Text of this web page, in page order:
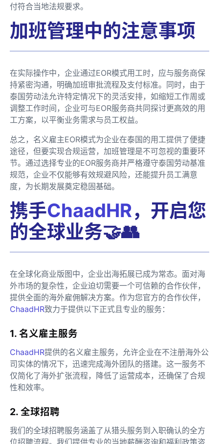
付符合当地法规要求。
加班管理中的注意事项
在实际操作中，企业通过EOR模式用工时，应与服务商保
持紧密沟通，明确加班审批流程及支付标准。同时，由于
泰国劳动法允许特定情况下的灵活安排，如缩短工作周或
调整工作时间，企业可与EOR服务商共同探讨更高效的用
工方案，以平衡业务需求与员工权益。
总之，名义雇主EOR模式为企业在泰国的用工提供了便捷
途径，但要实现合规运营，加班管理是不可忽视的重要环
节。通过选择专业的EOR服务商并严格遵守泰国劳动基准
规范，企业不仅能够有效规避风险，还能提升员工满意
度，为长期发展奠定稳固基础。
携手ChaadHR，开启您
的全球业务🤝👥
在全球化商业版图中，企业出海拓展已成为常态。面对海
外市场的复杂性，企业迫切需要一个可信赖的合作伙伴，
提供全面的海外雇佣解决方案。作为您官方的合作伙伴，
ChaadHR致力于提供以下正式且专业的服务：
1. 名义雇主服务
ChaadHR提供的名义雇主服务，允许企业在不注册海外公
司实体的情况下，迅速完成海外团队的搭建。这一服务不
仅简化了海外扩张流程，降低了运营成本，还确保了合规
性和效率。
2. 全球招聘
我们的全球招聘服务涵盖了从猎头服务到入职确认的全方
位招聘流程。我们提供专业的当地薪酬咨询和福利政策咨